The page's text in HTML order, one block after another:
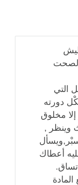
لصحت
التي
دورته
مخلوق
وينظر ,
أعطاك